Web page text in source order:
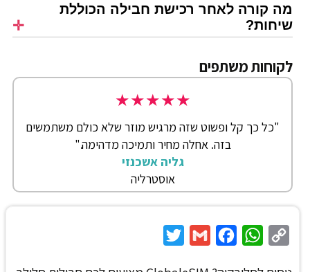
Copy
WhatsApp
Facebook
Gmail
מה קורה לאחר רכישת חבילה הכוללת
שיחות?
לקוחות משתפים
★
★
★
★
★
"כל כך קל ופשוט שזה מרגיש מוזר שלא כולם משתמשים
בזה. אחלה מחיר ותמיכה מדהימה."
גליה אשכנזי
אוסטרליה